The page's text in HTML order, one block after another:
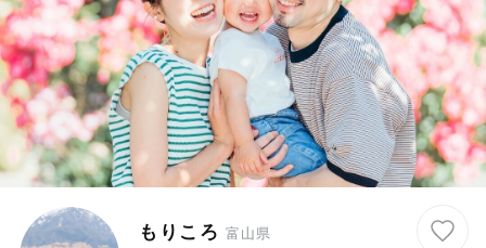
もりころ 富山県